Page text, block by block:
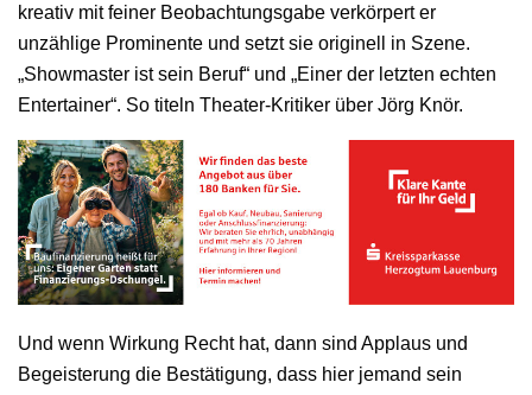
kreativ mit feiner Beobachtungsgabe verkörpert er
unzählige Prominente und setzt sie originell in Szene.
„Showmaster ist sein Beruf“ und „Einer der letzten echten
Entertainer“. So titeln Theater­‐Kritiker über Jörg Knör.
Und wenn Wirkung Recht hat, dann sind Applaus und
Begeisterung die Bestätigung, dass hier jemand sein